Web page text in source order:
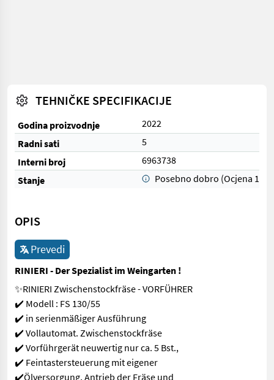
TEHNIČKE SPECIFIKACIJE
Godina proizvodnje
2022
Radni sati
5
Interni broj
6963738
Stanje
Posebno dobro (Ocjena 1)
OPIS
Prevedi
RINIERI - Der Spezialist im Weingarten !
✨RINIERI Zwischenstockfräse - VORFÜHRER
✔️ Modell : FS 130/55
✔️ in serienmäßiger Ausführung
✔️ Vollautomat. Zwischenstockfräse
✔️ Vorführgerät neuwertig nur ca. 5 Bst.,
✔️ Feintastersteuerung mit eigener
✔️Ölversorgung, Antrieb der Fräse und